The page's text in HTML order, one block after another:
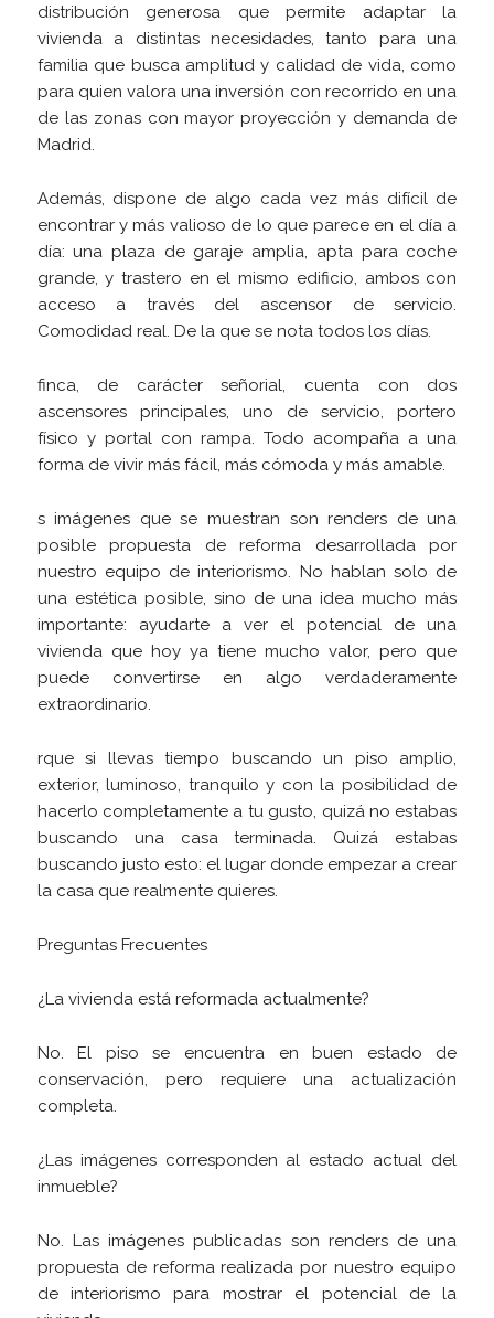
distribución generosa que permite adaptar la
vivienda a distintas necesidades, tanto para una
familia que busca amplitud y calidad de vida, como
para quien valora una inversión con recorrido en una
de las zonas con mayor proyección y demanda de
Madrid.
Además, dispone de algo cada vez más difícil de
encontrar y más valioso de lo que parece en el día a
día: una plaza de garaje amplia, apta para coche
grande, y trastero en el mismo edificio, ambos con
acceso a través del ascensor de servicio.
Comodidad real. De la que se nota todos los días.
finca, de carácter señorial, cuenta con dos
ascensores principales, uno de servicio, portero
físico y portal con rampa. Todo acompaña a una
forma de vivir más fácil, más cómoda y más amable.
s imágenes que se muestran son renders de una
posible propuesta de reforma desarrollada por
nuestro equipo de interiorismo. No hablan solo de
una estética posible, sino de una idea mucho más
importante: ayudarte a ver el potencial de una
vivienda que hoy ya tiene mucho valor, pero que
puede convertirse en algo verdaderamente
extraordinario.
rque si llevas tiempo buscando un piso amplio,
exterior, luminoso, tranquilo y con la posibilidad de
hacerlo completamente a tu gusto, quizá no estabas
buscando una casa terminada. Quizá estabas
buscando justo esto: el lugar donde empezar a crear
la casa que realmente quieres.
Preguntas Frecuentes
¿La vivienda está reformada actualmente?
No. El piso se encuentra en buen estado de
conservación, pero requiere una actualización
completa.
¿Las imágenes corresponden al estado actual del
inmueble?
No. Las imágenes publicadas son renders de una
propuesta de reforma realizada por nuestro equipo
de interiorismo para mostrar el potencial de la